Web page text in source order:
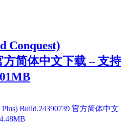
Conquest)
方简体中文下载 – 支持